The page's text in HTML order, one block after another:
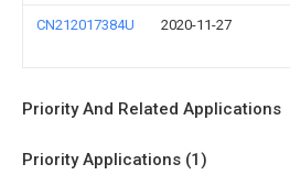
CN212017384U 2020-11-27
Priority And Related Applications
Priority Applications (1)